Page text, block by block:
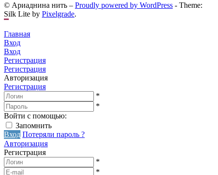
© Ариаднина нить – Proudly powered by WordPress - Theme:
Silk Lite by Pixelgrade.
Главная
Вход
Вход
Регистрация
Регистрация
Авторизация
Регистрация
*
*
Войти с помощью:
Запомнить
Вход Потеряли пароль ?
Авторизация
Регистрация
*
*